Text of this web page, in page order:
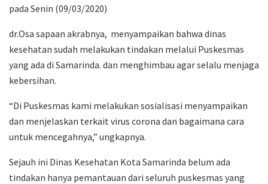
pada Senin (09/03/2020)
dr.Osa sapaan akrabnya, menyampaikan bahwa dinas
kesehatan sudah melakukan tindakan melalui Puskesmas
yang ada di Samarinda. dan menghimbau agar selalu menjaga
kebersihan.
“Di Puskesmas kami melakukan sosialisasi menyampaikan
dan menjelaskan terkait virus corona dan bagaimana cara
untuk mencegahnya,” ungkapnya.
Sejauh ini Dinas Kesehatan Kota Samarinda belum ada
tindakan hanya pemantauan dari seluruh puskesmas yang